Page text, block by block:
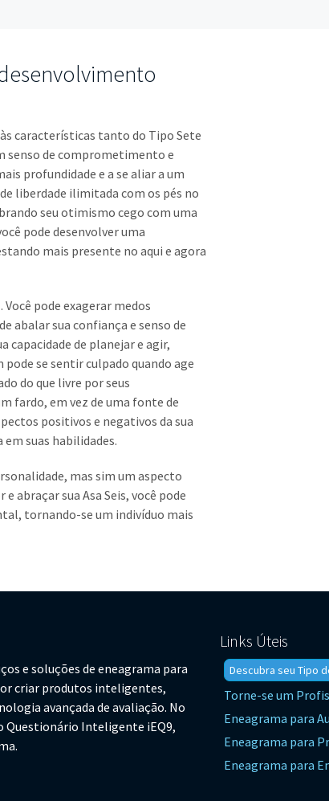
características tanto do Tipo Sete
senso de comprometimento e
profundidade e a se aliar a um
liberdade ilimitada com os pés no
seu otimismo cego com uma
pode desenvolver uma
mais presente no aqui e agora
pode exagerar medos
abalar sua confiança e senso de
capacidade de planejar e agir,
se sentir culpado quando age
do que livre por seus
fardo, em vez de uma fonte de
positivos e negativos da sua
suas habilidades.
mas sim um aspecto
abraçar sua Asa Seis, você pode
tornando-se um indivíduo mais
e soluções de eneagrama para
criar produtos inteligentes,
avançada de avaliação. No
Questionário Inteligente iEQ9,
Links Úteis
Descubra seu Tipo
Torne-se um
Eneagrama para
Eneagrama para
Eneagrama para